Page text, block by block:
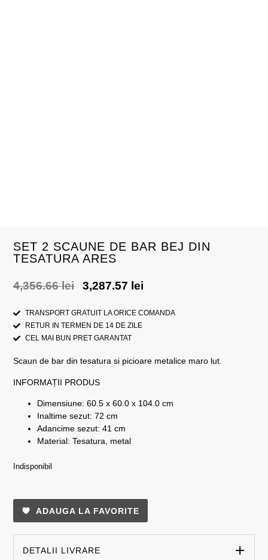
SET 2 SCAUNE DE BAR BEJ DIN
TESATURA ARES
4,356.66lei 3,287.57 lei
TRANSPORT GRATUIT LA ORICE COMANDA
RETUR IN TERMEN DE 14 DE ZILE
CEL MAI BUN PRET GARANTAT
Scaun de bar din tesatura si picioare metalice maro lut.
INFORMAȚII PRODUS
Dimensiune: 60.5 x 60.0 x 104.0 cm
Inaltime sezut: 72 cm
Adancime sezut: 41 cm
Material: Tesatura, metal
Indisponibil
ADAUGA LA FAVORITE
DETALII LIVRARE